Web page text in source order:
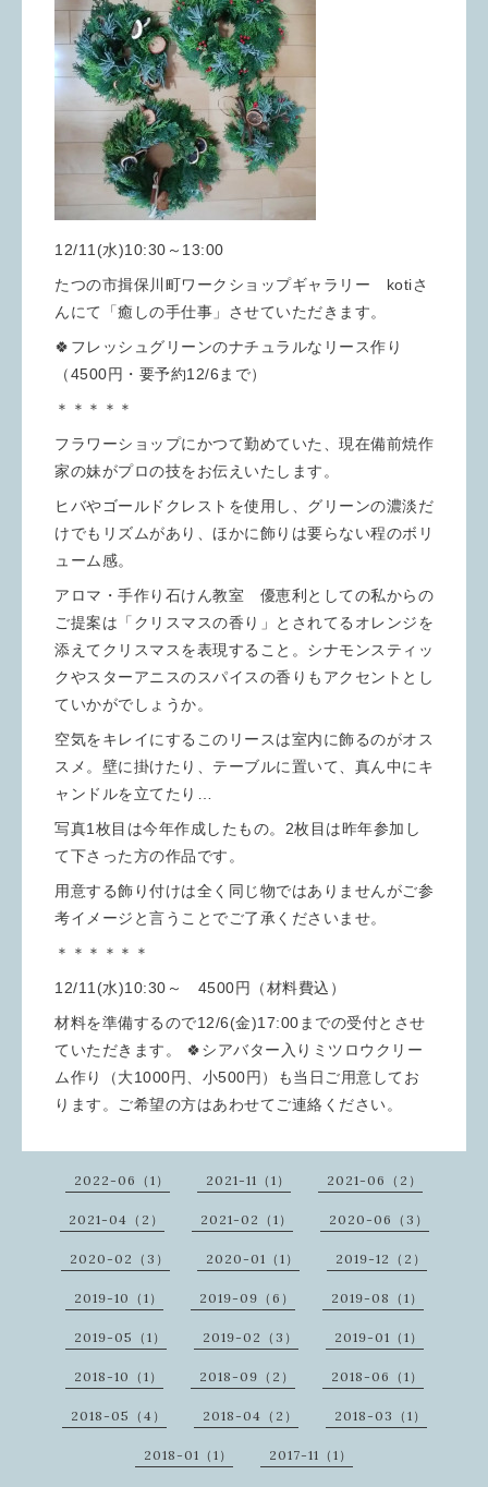
12/11(水)10:30～13:00
たつの市揖保川町ワークショップギャラリー kotiさ
んにて「癒しの手仕事」させていただきます。
🍀フレッシュグリーンのナチュラルなリース作り
（4500円・要予約12/6まで）
＊＊＊＊＊
フラワーショップにかつて勤めていた、現在備前焼作
家の妹がプロの技をお伝えいたします。
ヒバやゴールドクレストを使用し、グリーンの濃淡だ
けでもリズムがあり、ほかに飾りは要らない程のボリ
ューム感。
アロマ・手作り石けん教室 優恵利としての私からの
ご提案は「クリスマスの香り」とされてるオレンジを
添えてクリスマスを表現すること。シナモンスティッ
クやスターアニスのスパイスの香りもアクセントとし
ていかがでしょうか。
空気をキレイにするこのリースは室内に飾るのがオス
スメ。壁に掛けたり、テーブルに置いて、真ん中にキ
ャンドルを立てたり…
写真1枚目は今年作成したもの。2枚目は昨年参加し
て下さった方の作品です。
用意する飾り付けは全く同じ物ではありませんがご参
考イメージと言うことでご了承くださいませ。
＊＊＊＊＊＊
12/11(水)10:30～ 4500円（材料費込）
材料を準備するので12/6(金)17:00までの受付とさせ
ていただきます。 🍀シアバター入りミツロウクリー
ム作り（大1000円、小500円）も当日ご用意してお
ります。ご希望の方はあわせてご連絡ください。
2022-06（1） 2021-11（1） 2021-06（2）
2021-04（2） 2021-02（1） 2020-06（3）
2020-02（3） 2020-01（1） 2019-12（2）
2019-10（1） 2019-09（6） 2019-08（1）
2019-05（1） 2019-02（3） 2019-01（1）
2018-10（1） 2018-09（2） 2018-06（1）
2018-05（4） 2018-04（2） 2018-03（1）
2018-01（1） 2017-11（1）